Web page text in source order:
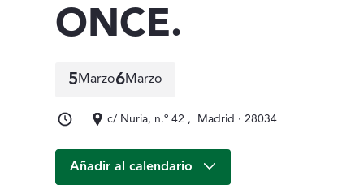
ONCE.
5 de marzo a 6 de marzo
5Marzo6Marzo
c/ Nuria, n.º 42 , Madrid · 28034
Añadir al calendario